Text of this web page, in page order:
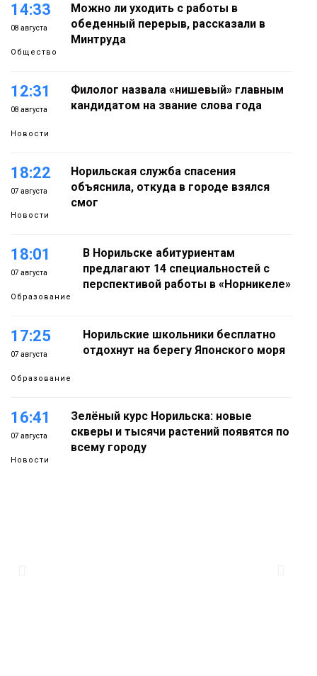
14:33
08 августа
Общество
Можно ли уходить с работы в
обеденный перерыв, рассказали в
Минтруда
12:31
08 августа
Новости
Филолог назвала «нишевый» главным
кандидатом на звание слова года
18:22
07 августа
Новости
Норильская служба спасения
объяснила, откуда в городе взялся
смог
18:01
07 августа
Образование
В Норильске абитуриентам
предлагают 14 специальностей с
перспективой работы в «Норникеле»
17:25
07 августа
Образование
Норильские школьники бесплатно
отдохнут на берегу Японского моря
16:41
07 августа
Новости
Зелёный курс Норильска: новые
скверы и тысячи растений появятся по
всему городу